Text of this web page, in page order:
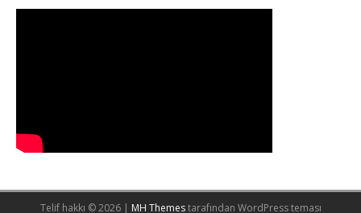
Telif hakkı © 2026 | MH Themestarafından WordPress teması